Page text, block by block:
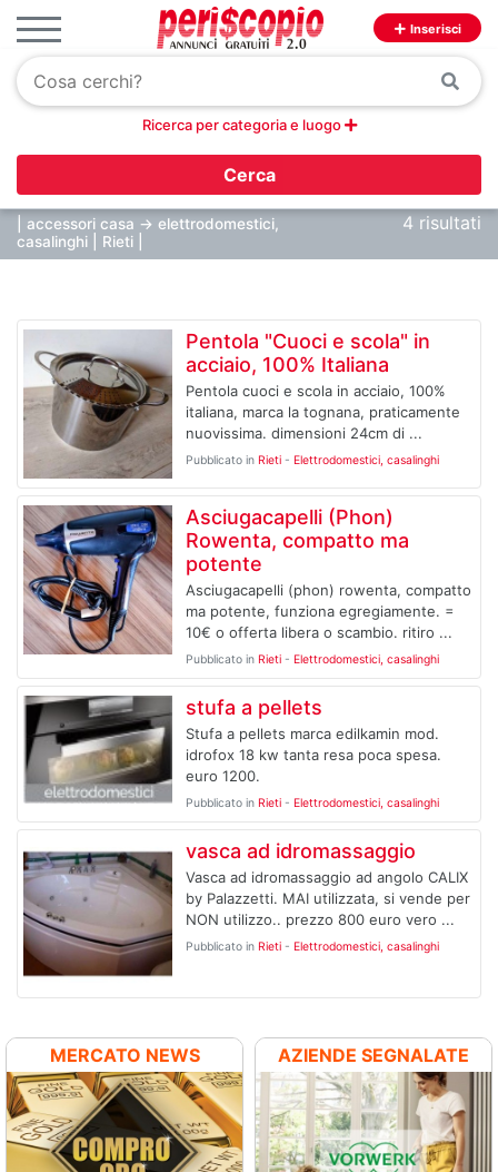
Inserisci
Ricerca per categoria e luogo
Cerca
| accessori casa -> elettrodomestici,
casalinghi | Rieti |
4 risultati
Pentola "Cuoci e scola" in
acciaio, 100% Italiana
Pentola cuoci e scola in acciaio, 100%
italiana, marca la tognana, praticamente
nuovissima. dimensioni 24cm di ...
Pubblicato in Rieti- Elettrodomestici, casalinghi
Asciugacapelli (Phon)
Rowenta, compatto ma
potente
Asciugacapelli (phon) rowenta, compatto
ma potente, funziona egregiamente. =
10€ o offerta libera o scambio. ritiro ...
Pubblicato in Rieti- Elettrodomestici, casalinghi
stufa a pellets
Stufa a pellets marca edilkamin mod.
idrofox 18 kw tanta resa poca spesa.
euro 1200.
Pubblicato in Rieti- Elettrodomestici, casalinghi
vasca ad idromassaggio
Vasca ad idromassaggio ad angolo CALIX
by Palazzetti. MAI utilizzata, si vende per
NON utilizzo.. prezzo 800 euro vero ...
Pubblicato in Rieti- Elettrodomestici, casalinghi
MERCATO NEWS AZIENDE SEGNALATE